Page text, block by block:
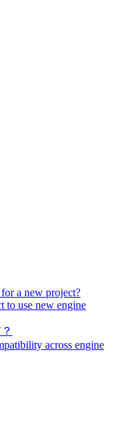
a new project?
to use new engine
across engine